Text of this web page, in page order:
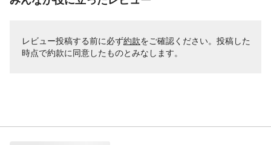
レビュー投稿する前に必ず約款をご確認ください。投稿した
時点で約款に同意したものとみなします。